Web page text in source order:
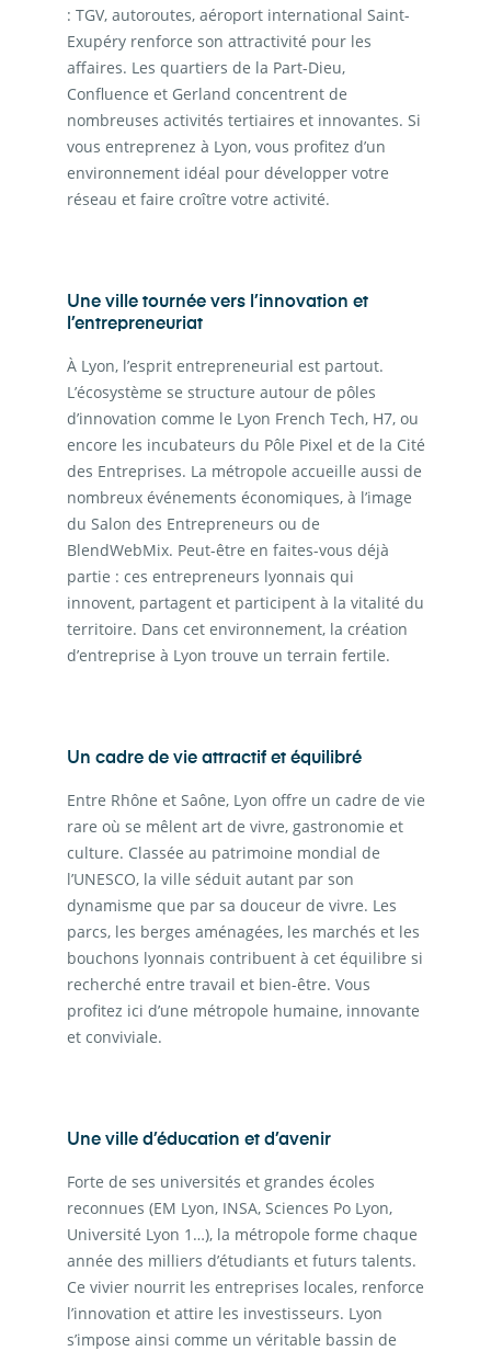
: TGV, autoroutes, aéroport international Saint-
Exupéry renforce son attractivité pour les
affaires. Les quartiers de la Part-Dieu,
Confluence et Gerland concentrent de
nombreuses activités tertiaires et innovantes. Si
vous entreprenez à Lyon, vous profitez d’un
environnement idéal pour développer votre
réseau et faire croître votre activité.
Une ville tournée vers l’innovation et
l’entrepreneuriat
À Lyon, l’esprit entrepreneurial est partout.
L’écosystème se structure autour de pôles
d’innovation comme le Lyon French Tech, H7, ou
encore les incubateurs du Pôle Pixel et de la Cité
des Entreprises. La métropole accueille aussi de
nombreux événements économiques, à l’image
du Salon des Entrepreneurs ou de
BlendWebMix. Peut-être en faites-vous déjà
partie : ces entrepreneurs lyonnais qui
innovent, partagent et participent à la vitalité du
territoire. Dans cet environnement, la création
d’entreprise à Lyon trouve un terrain fertile.
Un cadre de vie attractif et équilibré
Entre Rhône et Saône, Lyon offre un cadre de vie
rare où se mêlent art de vivre, gastronomie et
culture. Classée au patrimoine mondial de
l’UNESCO, la ville séduit autant par son
dynamisme que par sa douceur de vivre. Les
parcs, les berges aménagées, les marchés et les
bouchons lyonnais contribuent à cet équilibre si
recherché entre travail et bien-être. Vous
profitez ici d’une métropole humaine, innovante
et conviviale.
Une ville d’éducation et d’avenir
Forte de ses universités et grandes écoles
reconnues (EM Lyon, INSA, Sciences Po Lyon,
Université Lyon 1…), la métropole forme chaque
année des milliers d’étudiants et futurs talents.
Ce vivier nourrit les entreprises locales, renforce
l’innovation et attire les investisseurs. Lyon
s’impose ainsi comme un véritable bassin de